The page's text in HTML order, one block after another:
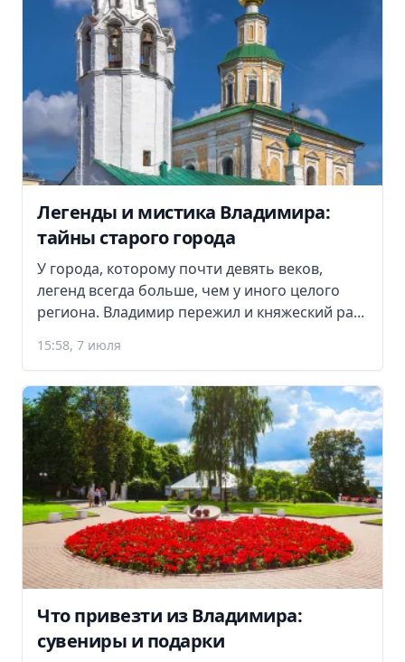
Легенды и мистика Владимира:
тайны старого города
У города, которому почти девять веков,
легенд всегда больше, чем у иного целого
региона. Владимир пережил и княжеский ра...
15:58, 7 июля
Что привезти из Владимира:
сувениры и подарки